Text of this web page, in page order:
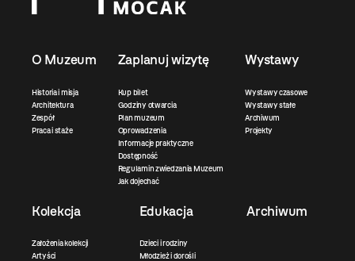
O Muzeum
Historia i misja
Architektura
Zespół
Praca i staże
Zaplanuj wizytę
Kup bilet
Godziny otwarcia
Plan muzeum
Oprowadzenia
Informacje praktyczne
Dostępność
Regulamin zwiedzania Muzeum
Jak dojechać
Wystawy
Wystawy czasowe
Wystawy stałe
Archiwum
Projekty
Kolekcja
Założenia kolekcji
Artyści
Edukacja
Dzieci i rodziny
Młodzież i dorośli
Archiwum